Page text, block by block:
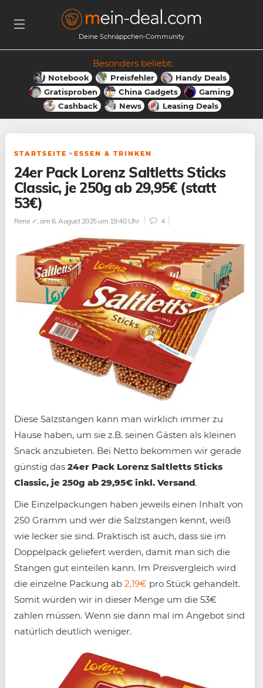
Deine Schnäppchen-Community
Besonders beliebt:
Notebook Preisfehler
Handy Deals
Gratisproben
China Gadgets
Gaming
Cashback
News Leasing Deals
STARTSEITE > ESSEN & TRINKEN
24er Pack Lorenz Saltletts Sticks
Classic, je 250g ab 29,95€ (statt
53€)
Rene ✓, am 6. August 2025 um 19:40 Uhr 4
Diese Salzstangen kann man wirklich immer zu
Hause haben, um sie z.B. seinen Gästen als kleinen
Snack anzubieten. Bei Netto bekommen wir gerade
günstig das 24er Pack Lorenz Saltletts Sticks
Classic, je 250g ab 29,95€ inkl. Versand.
Die Einzelpackungen haben jeweils einen Inhalt von
250 Gramm und wer die Salzstangen kennt, weiß
wie lecker sie sind. Praktisch ist auch, dass sie im
Doppelpack geliefert werden, damit man sich die
Stangen gut einteilen kann. Im Preisvergleich wird
die einzelne Packung ab 2,19€ pro Stück gehandelt.
Somit würden wir in dieser Menge um die 53€
zahlen müssen. Wenn sie dann mal im Angebot sind
natürlich deutlich weniger.